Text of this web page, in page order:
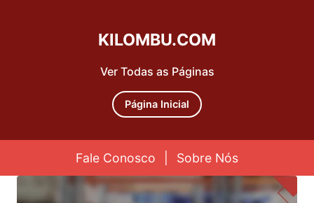
Ver Todas as Páginas
KILOMBU.COM
Página Inicial
Fale Conosco Sobre Nós
Skip to content